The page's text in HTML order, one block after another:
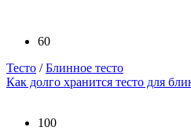
60
Тесто /Блинное тесто
Как долго хранится тесто для
100